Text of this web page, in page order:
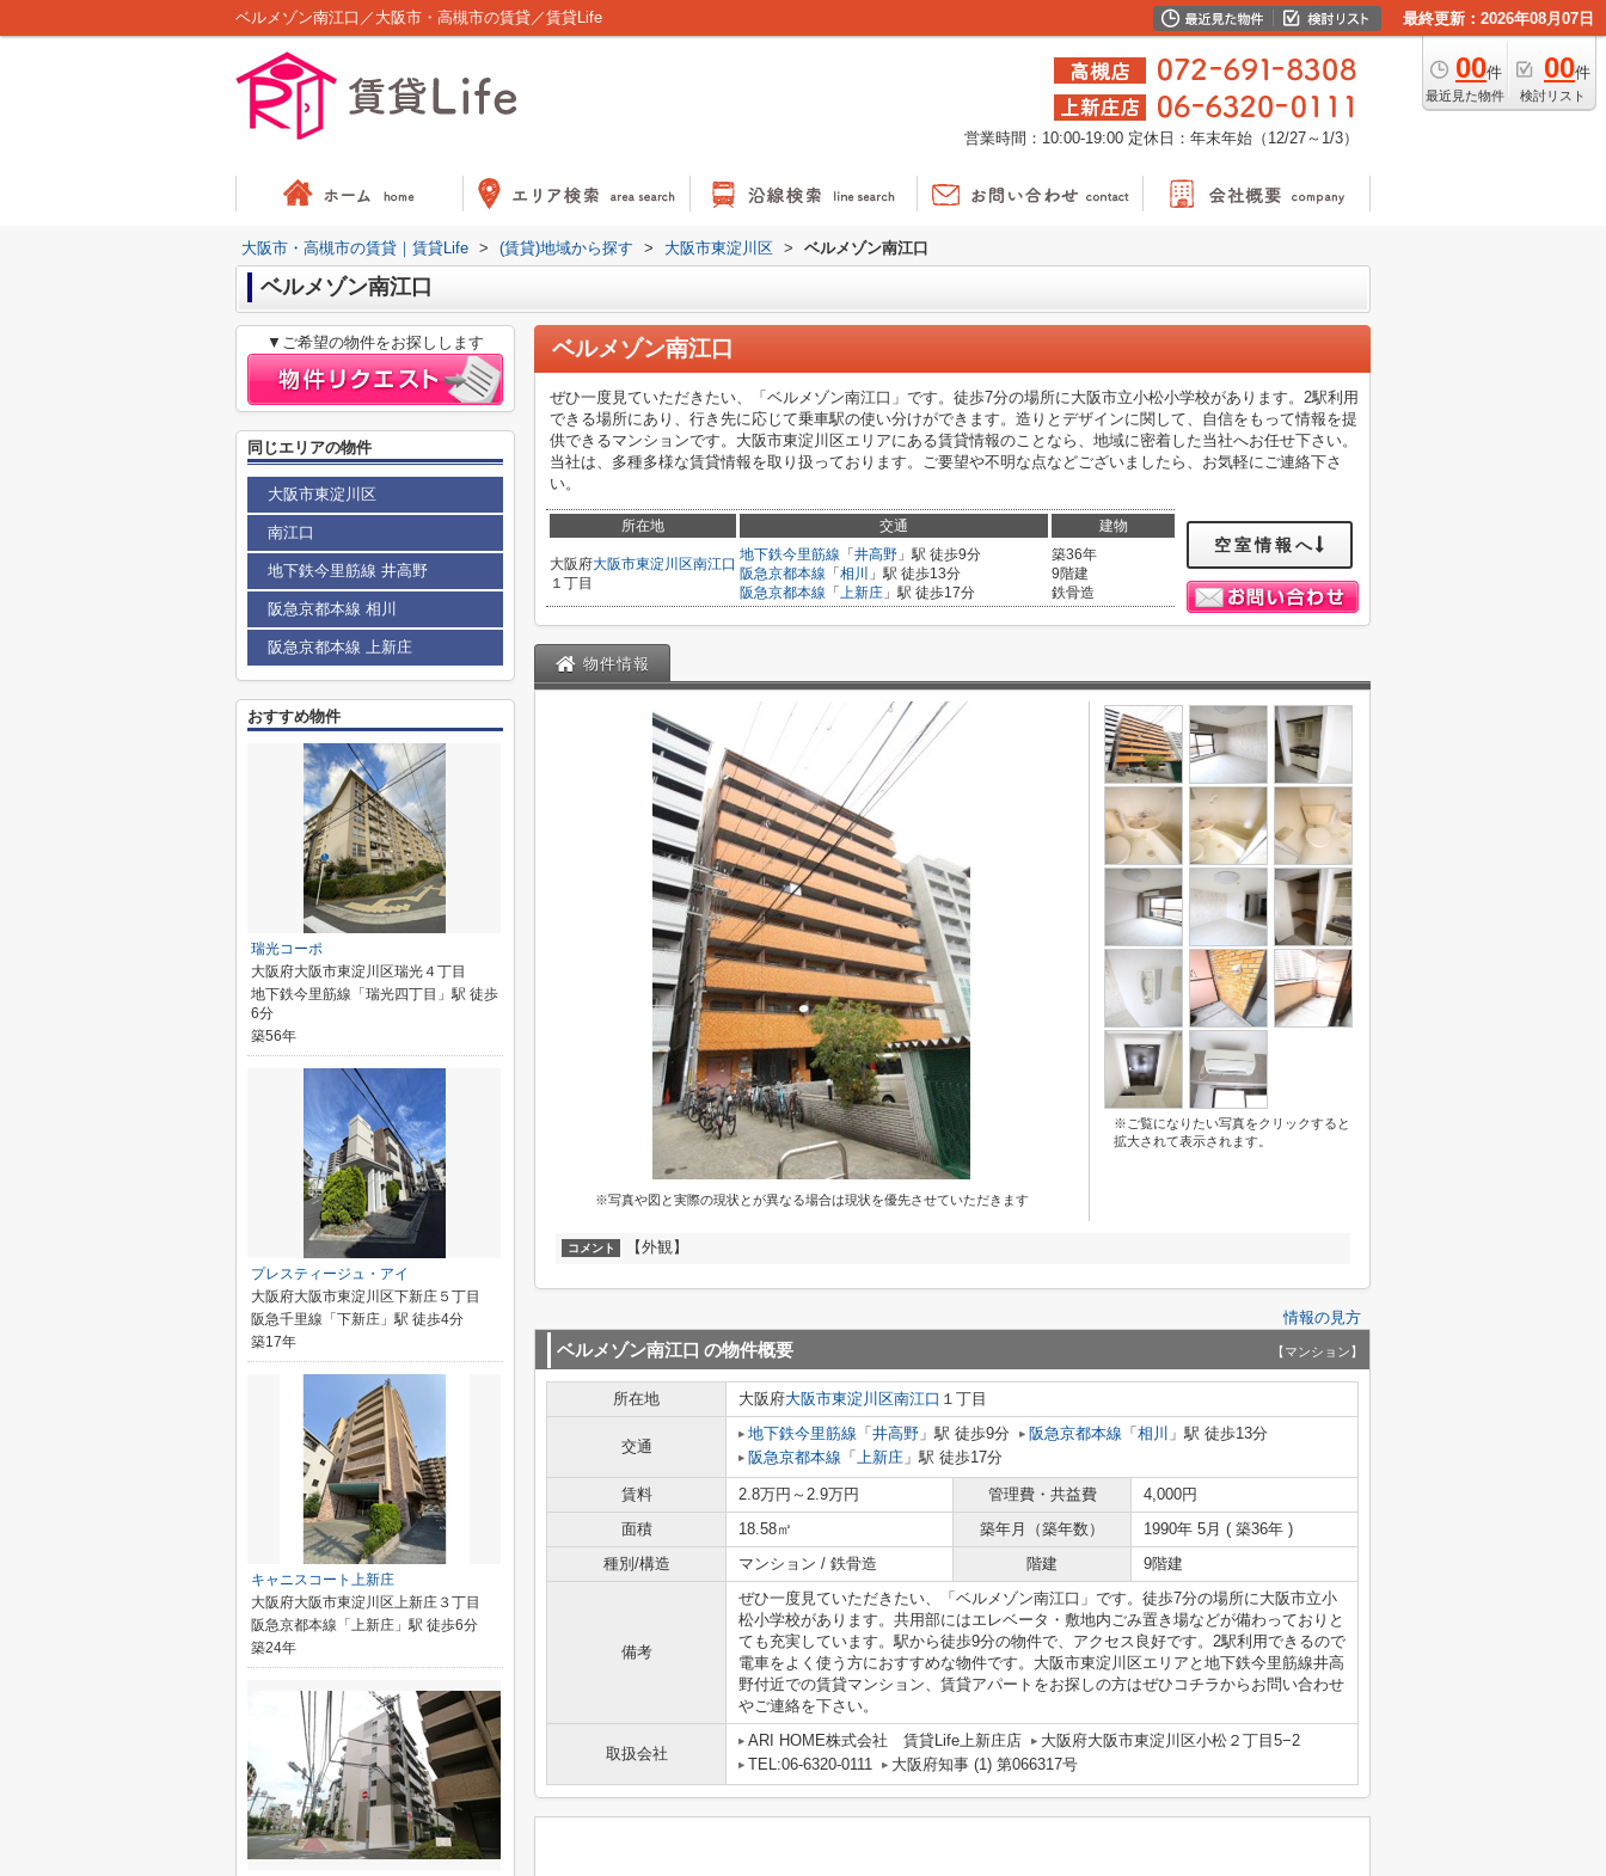
ベルメゾン南江口／大阪市・高槻市の賃貸／賃貸Life 最終更新：2026年08月07日
00件
最近見た物件
00件
検討リスト
営業時間：10:00-19:00 定休日：年末年始（12/27～1/3）
大阪市・高槻市の賃貸｜賃貸Life > (賃貸)地域から探す > 大阪市東淀川区 > ベルメゾン南江口
ベルメゾン南江口
ベルメゾン南江口
ぜひ一度見ていただきたい、「ベルメゾン南江口」です。徒歩7分の場所に大阪市立小松小学校があります。2駅利用
できる場所にあり、行き先に応じて乗車駅の使い分けができます。造りとデザインに関して、自信をもって情報を提
供できるマンションです。大阪市東淀川区エリアにある賃貸情報のことなら、地域に密着した当社へお任せ下さい。
当社は、多種多様な賃貸情報を取り扱っております。ご要望や不明な点などございましたら、お気軽にご連絡下さ
い。
所在地 交通 建物
大阪府大阪市東淀川区南江口
１丁目
地下鉄今里筋線 「 井高野 」駅 徒歩9分
阪急京都本線 「 相川
」駅 徒歩13分
阪急京都本線 「 上新庄 」駅 徒歩17分
築36年
9階建
鉄骨造
空室情報へ
物件情報
※写真や図と実際の現状とが異なる場合は現状を優先させていただきます
※ご覧になりたい写真をクリックすると
拡大されて表示されます。
コメント 【外観】
情報の見方
ベルメゾン南江口 の物件概要 【マンション】
所在地 大阪府大阪市東淀川区南江口 １丁目
交通
地下鉄今里筋線 「 井高野 」駅 徒歩9分 阪急京都本線 「 相川 」駅 徒歩13分
阪急京都本線 「 上新庄 」駅 徒歩17分
賃料 2.8万円～2.9万円 管理費・共益費
4,000円
面積
18.58㎡ 築年月（築年数）
1990年 5月 ( 築36年 )
種別/構造
マンション / 鉄骨造 階建 9階建
備考
ぜひ一度見ていただきたい、「ベルメゾン南江口」です。徒歩7分の場所に大阪市立小
松小学校があります。共用部にはエレベータ・敷地内ごみ置き場などが備わっておりと
ても充実しています。駅から徒歩9分の物件で、アクセス良好です。2駅利用できるので
電車をよく使う方におすすめな物件です。大阪市東淀川区エリアと地下鉄今里筋線井高
野付近での賃貸マンション、賃貸アパートをお探しの方はぜひコチラからお問い合わせ
やご連絡を下さい。
取扱会社
ARI HOME株式会社 賃貸Life上新庄店
大阪府大阪市東淀川区小松２丁目5−2
TEL:06-6320-0111
大阪府知事 (1) 第066317号
▼ご希望の物件をお探しします
同じエリアの物件
大阪市東淀川区
南江口
地下鉄今里筋線 井高野
阪急京都本線 相川
阪急京都本線 上新庄
おすすめ物件
瑞光コーポ
大阪府大阪市東淀川区瑞光４丁目
地下鉄今里筋線「瑞光四丁目」駅 徒歩
6分
築56年
プレスティージュ・アイ
大阪府大阪市東淀川区下新庄５丁目
阪急千里線「下新庄」駅 徒歩4分
築17年
キャニスコート上新庄
大阪府大阪市東淀川区上新庄３丁目
阪急京都本線「上新庄」駅 徒歩6分
築24年